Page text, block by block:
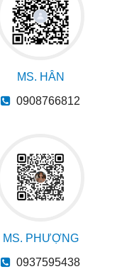
MS. HÂN
0908766812
MS. PHƯỢNG
0937595438